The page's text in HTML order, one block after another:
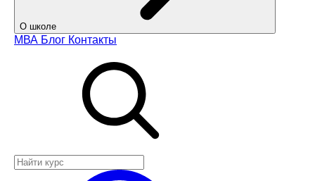
О школе
МВА Блог Контакты